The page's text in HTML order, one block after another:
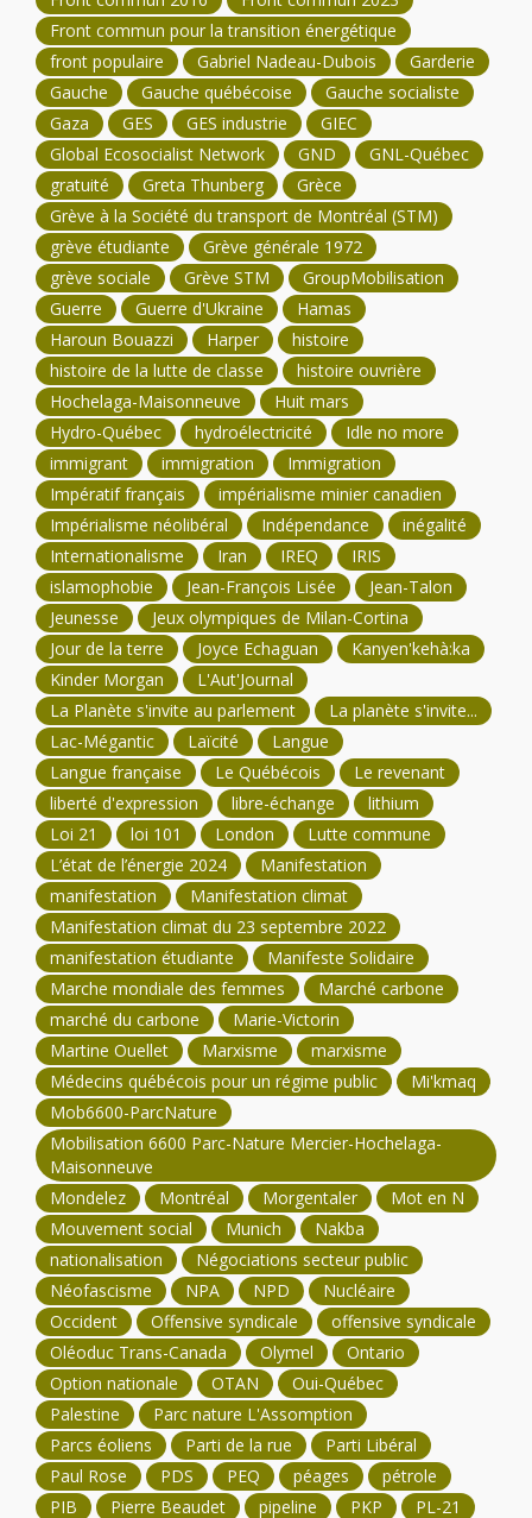
Front commun pour la transition énergétique
front populaire
Gabriel Nadeau-Dubois
Garderie
Gauche
Gauche québécoise
Gauche socialiste
Gaza
GES GES industrie
GIEC
Global Ecosocialist Network
GND
GNL-Québec
gratuité
Greta Thunberg
Grèce
Grève à la Société du transport de Montréal (STM)
grève étudiante
Grève générale 1972
grève sociale
Grève STM
GroupMobilisation
Guerre
Guerre d'Ukraine
Hamas
Haroun Bouazzi
Harper
histoire
histoire de la lutte de classe
histoire ouvrière
Hochelaga-Maisonneuve
Huit mars
Hydro-Québec
hydroélectricité
Idle no more
immigrant
immigration
Immigration
Impératif français
impérialisme minier canadien
Impérialisme néolibéral
Indépendance
inégalité
Internationalisme
Iran IREQ
IRIS
islamophobie
Jean-François Lisée
Jean-Talon
Jeunesse
Jeux olympiques de Milan-Cortina
Jour de la terre
Joyce Echaguan
Kanyen'kehà:ka
Kinder Morgan
L'Aut'Journal
La Planète s'invite au parlement
La planète s'invite...
Lac-Mégantic
Laïcité
Langue
Langue française
Le Québécois
Le revenant
liberté d'expression
libre-échange
lithium
Loi 21
loi 101 London
Lutte commune
L’état de l’énergie 2024
Manifestation
manifestation
Manifestation climat
Manifestation climat du 23 septembre 2022
manifestation étudiante
Manifeste Solidaire
Marche mondiale des femmes
Marché carbone
marché du carbone
Marie-Victorin
Martine Ouellet
Marxisme
marxisme
Médecins québécois pour un régime public
Mi'kmaq
Mob6600-ParcNature
Mobilisation 6600 Parc-Nature Mercier-Hochelaga-
Maisonneuve
Mondelez
Montréal Morgentaler
Mot en N
Mouvement social
Munich
Nakba
nationalisation
Négociations secteur public
Néofascisme
NPA NPD
Nucléaire
Occident
Offensive syndicale
offensive syndicale
Oléoduc Trans-Canada
Olymel
Ontario
Option nationale
OTAN
Oui-Québec
Palestine
Parc nature L'Assomption
Parcs éoliens
Parti de la rue
Parti Libéral
Paul Rose
PDS PEQ péages
pétrole
PIB
Pierre Beaudet pipeline PKP PL-21